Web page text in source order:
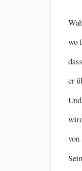
wo
er
von